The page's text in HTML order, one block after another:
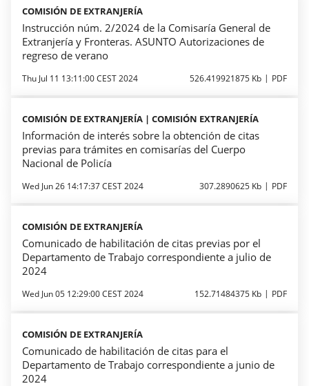
COMISIÓN DE EXTRANJERÍA
Instrucción núm. 2/2024 de la Comisaría General de
Extranjería y Fronteras. ASUNTO Autorizaciones de
regreso de verano
Thu Jul 11 13:11:00 CEST 2024 526.419921875 Kb PDF
COMISIÓN DE EXTRANJERÍA | COMISIÓN EXTRANJERÍA
Información de interés sobre la obtención de citas
previas para trámites en comisarías del Cuerpo
Nacional de Policía
Wed Jun 26 14:17:37 CEST 2024 307.2890625 Kb PDF
COMISIÓN DE EXTRANJERÍA
Comunicado de habilitación de citas previas por el
Departamento de Trabajo correspondiente a julio de
2024
Wed Jun 05 12:29:00 CEST 2024 152.71484375 Kb PDF
COMISIÓN DE EXTRANJERÍA
Comunicado de habilitación de citas para el
Departamento de Trabajo correspondiente a junio de
2024